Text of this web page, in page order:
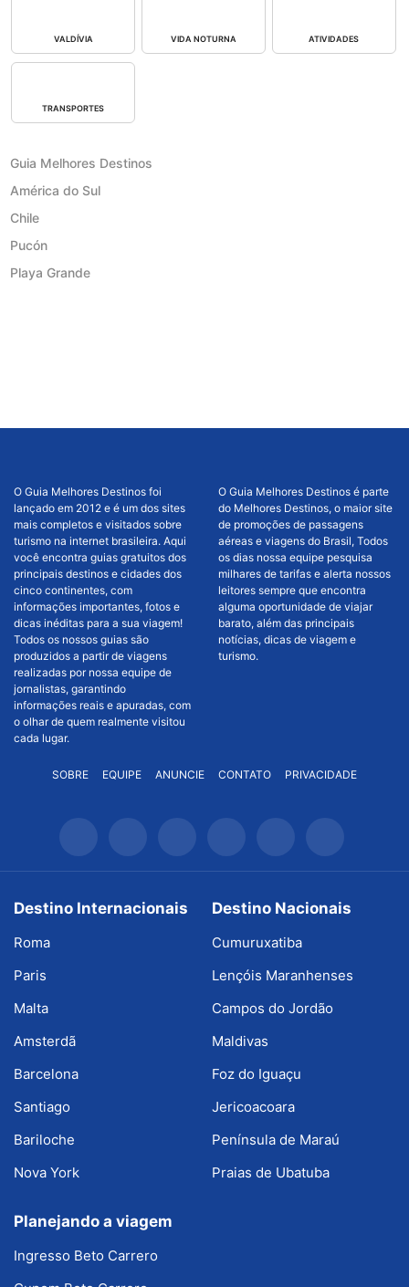
VALDÍVIA VIDA NOTURNA ATIVIDADES
TRANSPORTES
Guia Melhores Destinos
América do Sul
Chile
Pucón
Playa Grande
O Guia Melhores Destinos foi
lançado em 2012 e é um dos sites
mais completos e visitados sobre
turismo na internet brasileira. Aqui
você encontra guias gratuitos dos
principais destinos e cidades dos
cinco continentes, com
informações importantes, fotos e
dicas inéditas para a sua viagem!
Todos os nossos guias são
produzidos a partir de viagens
realizadas por nossa equipe de
jornalistas, garantindo
informações reais e apuradas, com
o olhar de quem realmente visitou
cada lugar.
O Guia Melhores Destinos é parte
do Melhores Destinos, o maior site
de promoções de passagens
aéreas e viagens do Brasil, Todos
os dias nossa equipe pesquisa
milhares de tarifas e alerta nossos
leitores sempre que encontra
alguma oportunidade de viajar
barato, além das principais
notícias, dicas de viagem e
turismo.
SOBRE EQUIPE ANUNCIE CONTATO PRIVACIDADE
Destino Internacionais
Roma
Paris
Malta
Amsterdã
Barcelona
Santiago
Bariloche
Nova York
Destino Nacionais
Cumuruxatiba
Lençóis Maranhenses
Campos do Jordão
Maldivas
Foz do Iguaçu
Jericoacoara
Península de Maraú
Praias de Ubatuba
Planejando a viagem
Ingresso Beto Carrero